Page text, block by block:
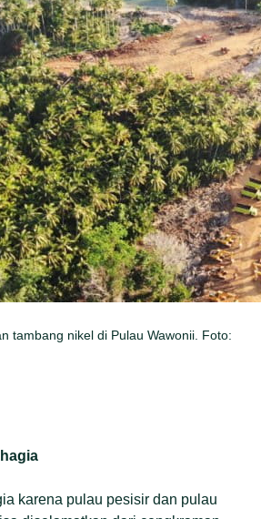
tambang nikel di Pulau Wawonii. Foto:
karena pulau pesisir dan pulau